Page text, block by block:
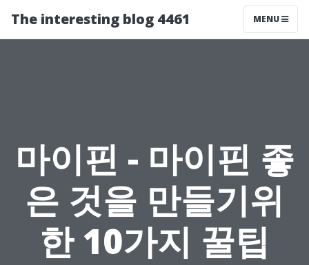
The interesting blog 4461 MENU
마이핀 - 마이핀 좋
은 것을 만들기위
한 10가지 꿀팁